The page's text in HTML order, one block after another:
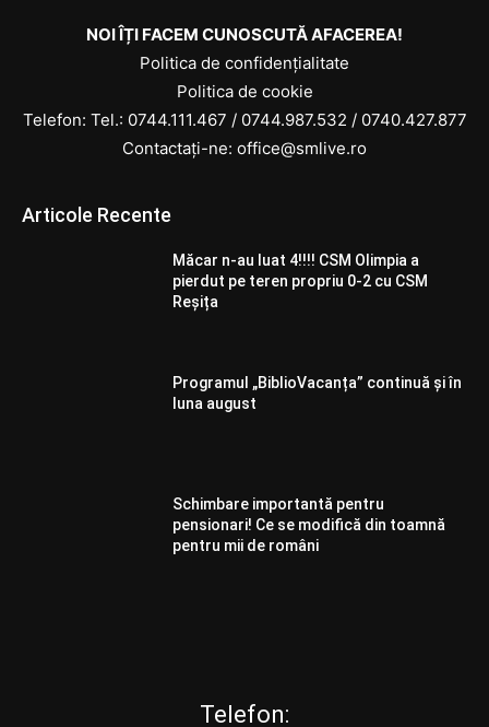
NOI ÎȚI FACEM CUNOSCUTĂ AFACEREA!
Politica de confidențialitate
Politica de cookie
Telefon: Tel.: 0744.111.467 / 0744.987.532 / 0740.427.877
Contactați-ne: office@smlive.ro
Articole Recente
Măcar n-au luat 4!!!! CSM Olimpia a
pierdut pe teren propriu 0-2 cu CSM
Reșița
Programul „BiblioVacanța” continuă și în
luna august
Schimbare importantă pentru
pensionari! Ce se modifică din toamnă
pentru mii de români
Telefon: